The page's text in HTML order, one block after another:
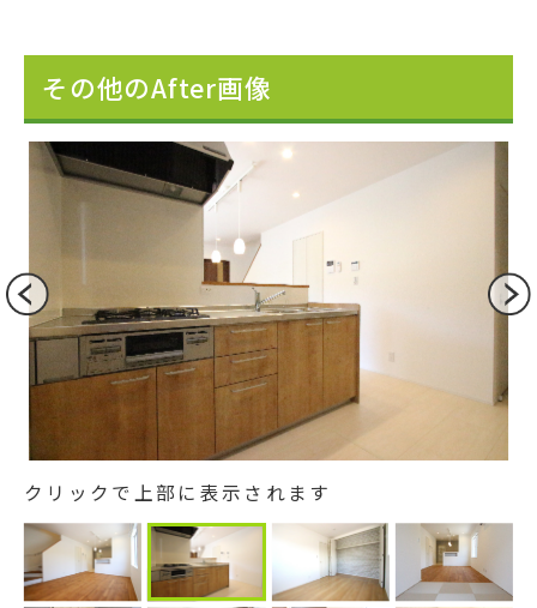
その他のAfter画像
クリックで上部に表示されます